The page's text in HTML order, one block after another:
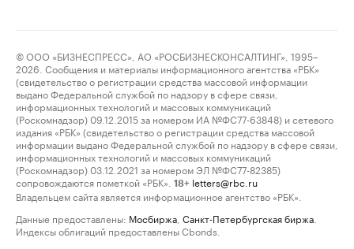
© ООО «БИЗНЕСПРЕСС», АО «РОСБИЗНЕСКОНСАЛТИНГ», 1995–
2026. Сообщения и материалы информационного агентства «РБК»
(свидетельство о регистрации средства массовой информации
выдано Федеральной службой по надзору в сфере связи,
информационных технологий и массовых коммуникаций
(Роскомнадзор) 09.12.2015 за номером ИА №ФС77-63848) и сетевого
издания «РБК» (свидетельство о регистрации средства массовой
информации выдано Федеральной службой по надзору в сфере связи,
информационных технологий и массовых коммуникаций
(Роскомнадзор) 03.12.2021 за номером ЭЛ №ФС77-82385)
сопровождаются пометкой «РБК».
18+ letters@rbc.ru
Владельцем сайта является информационное агентство «РБК».
Данные предоставлены: Мосбиржа Санкт-Петербургская биржа
Индексы облигаций предоставлены Cbonds.